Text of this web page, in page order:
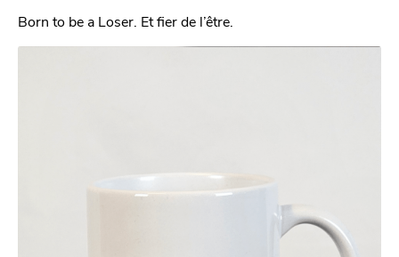
Born to be a Loser. Et fier de l’être.